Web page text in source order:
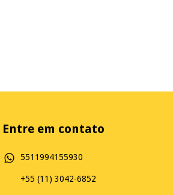
Entre em contato
5511994155930
+55 (11) 3042-6852